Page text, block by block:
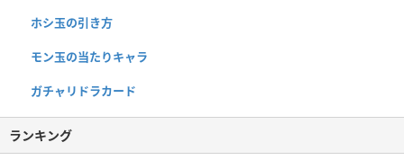
ホシ玉の引き方
モン玉の当たりキャラ
ガチャリドラカード
ランキング